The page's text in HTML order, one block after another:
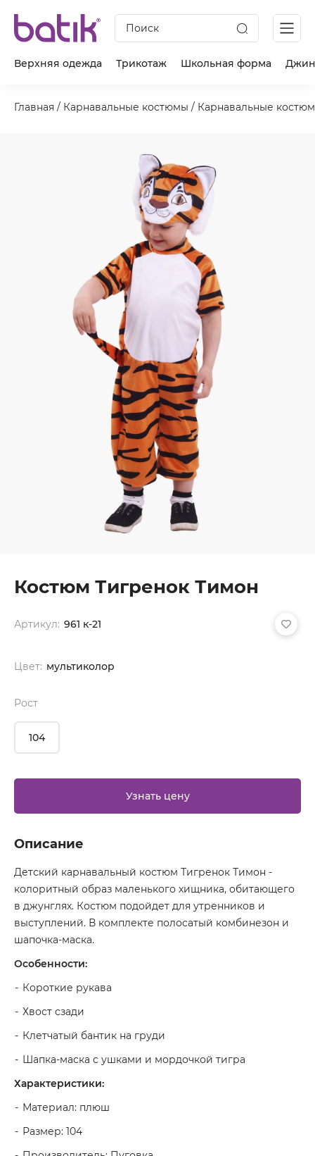
Поиск
Верхняя одежда Трикотаж Школьная форма
Главная / Карнавальные костюмы / Карнавальные
Костюм Тигренок Тимон
Артикул: 961 к-21
Цвет: мультиколор
Рост
104
Узнать цену
Описание
Детский карнавальный костюм Тигренок Тимон -
колоритный образ маленького хищника, обитающего
в джунглях. Костюм подойдет для утренников и
выступлений. В комплекте полосатый комбинезон и
шапочка-маска.
Особенности:
Короткие рукава
Хвост сзади
Клетчатый бантик на груди
Шапка-маска с ушками и мордочкой тигра
Характеристики:
Материал: плюш
Размер: 104